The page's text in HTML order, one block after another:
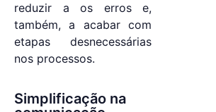
reduzir a os erros e,
também, a acabar com
etapas desnecessárias
nos processos.
Simplificação na